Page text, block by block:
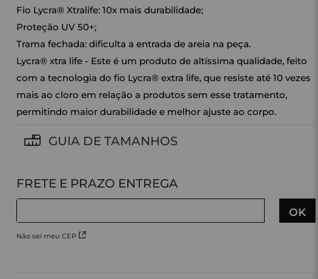
Fio Lycra® Xtralife: 10x mais durabilidade;
Proteção UV 50+;
Trama fechada: dificulta a entrada de areia na peça.
Lycra® xtra life - Este é um produto de altíssima qualidade, feito
com a tecnologia do fio Lycra® extra life, que resiste até 10 vezes
mais ao cloro em relação a produtos sem esse tratamento,
permitindo maior durabilidade e melhor ajuste ao corpo.
GUIA DE TAMANHOS
Não sei meu CEP